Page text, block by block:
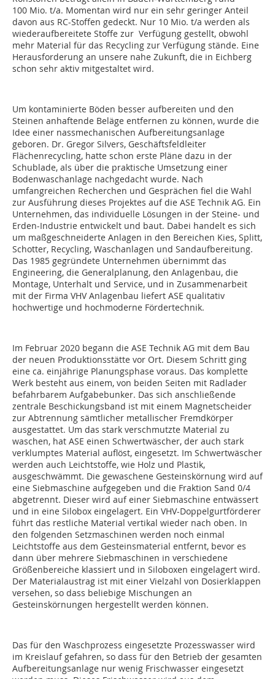
100 Mio. t/a. Momentan wird nur ein sehr geringer Anteil
davon aus RC-Stoffen gedeckt. Nur 10 Mio. t/a werden als
wiederaufbereitete Stoffe zur Verfügung gestellt, obwohl
mehr Material für das Recycling zur Verfügung stände. Eine
Herausforderung an unsere nahe Zukunft, die in Eichberg
schon sehr aktiv mitgestaltet wird.
Um kontaminierte Böden besser aufbereiten und den
Steinen anhaftende Beläge entfernen zu können, wurde die
Idee einer nassmechanischen Aufbereitungsanlage
geboren. Dr. Gregor Silvers, Geschäftsfeldleiter
Flächenrecycling, hatte schon erste Pläne dazu in der
Schublade, als über die praktische Umsetzung einer
Bodenwaschanlage nachgedacht wurde. Nach
umfangreichen Recherchen und Gesprächen fiel die Wahl
zur Ausführung dieses Projektes auf die ASE Technik AG. Ein
Unternehmen, das individuelle Lösungen in der Steine- und
Erden-Industrie entwickelt und baut. Dabei handelt es sich
um maßgeschneiderte Anlagen in den Bereichen Kies, Splitt,
Schotter, Recycling, Waschanlagen und Sandaufbereitung.
Das 1985 gegründete Unternehmen übernimmt das
Engineering, die Generalplanung, den Anlagenbau, die
Montage, Unterhalt und Service, und in Zusammenarbeit
mit der Firma VHV Anlagenbau liefert ASE qualitativ
hochwertige und hochmoderne Fördertechnik.
Im Februar 2020 begann die ASE Technik AG mit dem Bau
der neuen Produktionsstätte vor Ort. Diesem Schritt ging
eine ca. einjährige Planungsphase voraus. Das komplette
Werk besteht aus einem, von beiden Seiten mit Radlader
befahrbarem Aufgabebunker. Das sich anschließende
zentrale Beschickungsband ist mit einem Magnetscheider
zur Abtrennung sämtlicher metallischer Fremdkörper
ausgestattet. Um das stark verschmutzte Material zu
waschen, hat ASE einen Schwertwäscher, der auch stark
verklumptes Material auflöst, eingesetzt. Im Schwertwäscher
werden auch Leichtstoffe, wie Holz und Plastik,
ausgeschwämmt. Die gewaschene Gesteinskörnung wird auf
eine Siebmaschine aufgegeben und die Fraktion Sand 0/4
abgetrennt. Dieser wird auf einer Siebmaschine entwässert
und in eine Silobox eingelagert. Ein VHV-Doppelgurtförderer
führt das restliche Material vertikal wieder nach oben. In
den folgenden Setzmaschinen werden noch einmal
Leichtstoffe aus dem Gesteinsmaterial entfernt, bevor es
dann über mehrere Siebmaschinen in verschiedene
Größenbereiche klassiert und in Siloboxen eingelagert wird.
Der Materialaustrag ist mit einer Vielzahl von Dosierklappen
versehen, so dass beliebige Mischungen an
Gesteinskörnungen hergestellt werden können.
Das für den Waschprozess eingesetzte Prozesswasser wird
im Kreislauf gefahren, so dass für den Betrieb der gesamten
Aufbereitungsanlage nur wenig Frischwasser eingesetzt